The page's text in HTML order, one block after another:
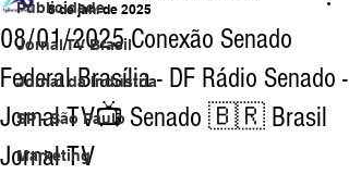
Publicidade
Jornal TV Brasil
Jornal da Indústria
SP - São Paulo
Marketing
08/01/2025 Conexão Senado
Federal Brasília - DF Rádio Senado -
Jornal TV📺 Senado 🇧🇷 Brasil
Jornal TV
8 de jan. de 2025